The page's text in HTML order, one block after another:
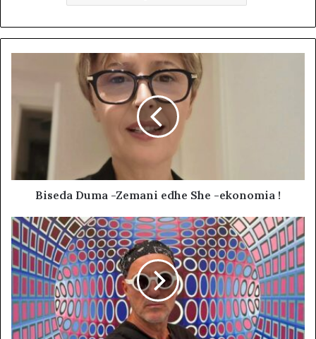
Biseda Duma -Zemani edhe She -ekonomia !